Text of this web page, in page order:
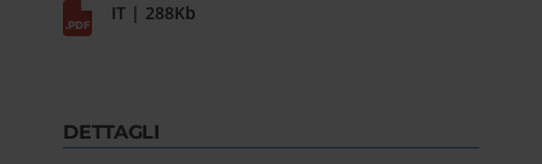
IT | 288Kb
DETTAGLI